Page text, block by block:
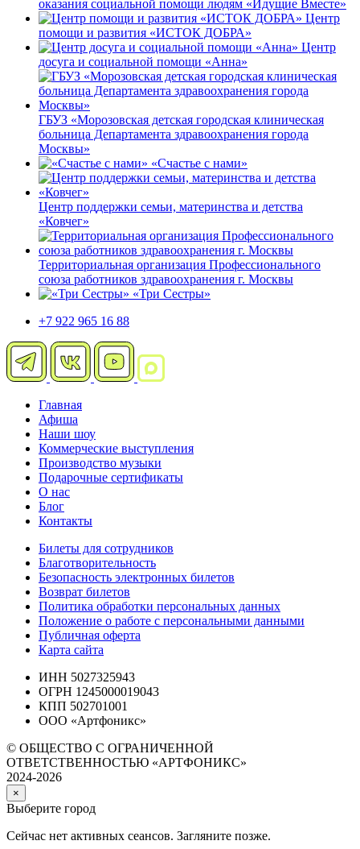
оказания социальной помощи людям «Идущие Вместе»
Центр
помощи и развития «ИСТОК ДОБРА»
Центр
досуга и социальной помощи «Анна»
ГБУЗ «Морозовская детская городская клиническая
больница Департамента здравоохранения города
Москвы»
«Счастье с нами»
Центр поддержки семьи, материнства и детства
«Ковчег»
Территориальная организация Профессионального
союза работников здравоохранения г. Москвы
«Три Сестры»
+7 922 965 16 88
Главная
Афиша
Наши шоу
Коммерческие выступления
Производство музыки
Подарочные сертификаты
О нас
Блог
Контакты
Билеты для сотрудников
Благотворительность
Безопасность электронных билетов
Возврат билетов
Политика обработки персональных данных
Положение о работе с персональными данными
Публичная оферта
Карта сайта
ИНН 5027325943
ОГРН 1245000019043
КПП 502701001
ООО «Артфоникс»
© ОБЩЕСТВО С ОГРАНИЧЕННОЙ
ОТВЕТСТВЕННОСТЬЮ «АРТФОНИКС»
2024-2026
×
Выберите город
Сейчас нет активных сеансов. Загляните позже.